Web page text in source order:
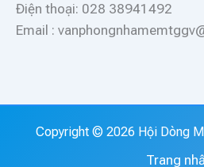
Điện thoại: 028 38941492
Email :
Copyright © 2026 Hội Dòng
Trang